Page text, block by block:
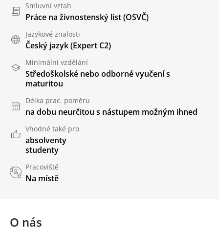
Smluvní vztah
Práce na živnostenský list (OSVČ)
Jazykové znalosti
Český jazyk(Expert C2)
Minimální vzdělání
Středoškolské nebo odborné vyučení s
maturitou
Délka prac. poměru
na dobu neurčitou s nástupem možným ihned
Vhodné také pro
absolventy
studenty
Pracoviště
Na místě
O nás